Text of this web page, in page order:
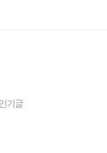
인기글